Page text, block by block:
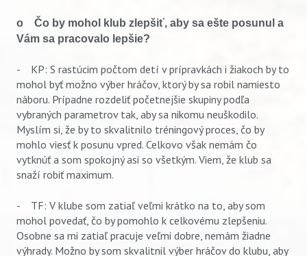
o Čo by mohol klub zlepšiť, aby sa ešte posunul a
Vám sa pracovalo lepšie?
- KP: S rastúcim počtom detí v prípravkách i žiakoch by to
mohol byť možno výber hráčov, ktorý by sa robil namiesto
náboru. Prípadne rozdeliť početnejšie skupiny podľa
vybraných parametrov tak, aby sa nikomu neuškodilo.
Myslím si, že by to skvalitnilo tréningový proces, čo by
mohlo viesť k posunu vpred. Celkovo však nemám čo
vytknúť a som spokojný asi so všetkým. Viem, že klub sa
snaží robiť maximum.
- TF: V klube som zatiaľ veľmi krátko na to, aby som
mohol povedať, čo by pomohlo k celkovému zlepšeniu.
Osobne sa mi zatiaľ pracuje veľmi dobre, nemám žiadne
výhrady. Možno by som skvalitnil výber hráčov do klubu, aby